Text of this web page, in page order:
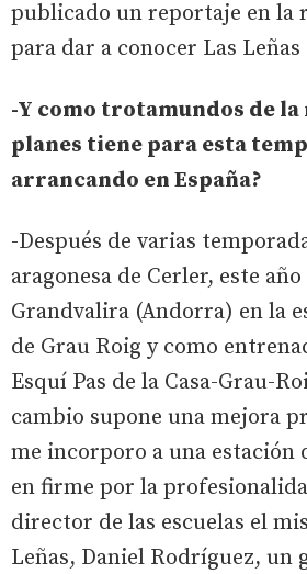
publicado un reportaje en la
para dar a conocer Las Leñas
-Y como trotamundos de la
planes tiene para esta
arrancando en España?
-Después de varias
aragonesa de Cerler, este
Grandvalira (Andorra) en la
de Grau Roig y como
Esquí Pas de la Casa-Grau-
cambio supone una mejora
me incorporo a una estación
en firme por la
director de las escuelas el
Leñas, Daniel Rodríguez, un